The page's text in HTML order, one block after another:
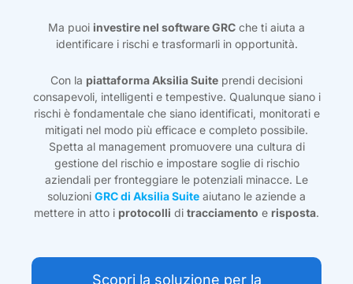
Ma puoi investire nel software GRC che ti aiuta a
identificare i rischi e trasformarli in opportunità.
Con la piattaforma Aksilia Suite prendi decisioni
consapevoli, intelligenti e tempestive. Qualunque siano i
rischi è fondamentale che siano identificati, monitorati e
mitigati nel modo più efficace e completo possibile.
Spetta al management promuovere una cultura di
gestione del rischio e impostare soglie di rischio
aziendali per fronteggiare le potenziali minacce. Le
soluzioni GRC di Aksilia Suite aiutano le aziende a
mettere in atto i protocolli di tracciamento e risposta.
Scopri la soluzione per la